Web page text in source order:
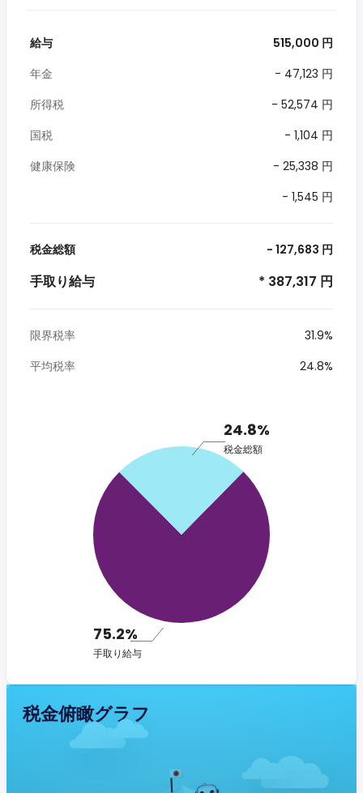
給与
515,000 円
年金
- 47,123 円
所得税
- 52,574 円
国税
- 1,104 円
健康保険
- 25,338 円
- 1,545 円
税金総額 - 127,683 円
手取り給与 * 387,317 円
限界税率
31.9%
平均税率
24.8%
24.8%
税金総額
75.2%
手取り給与
税金俯瞰グラフ